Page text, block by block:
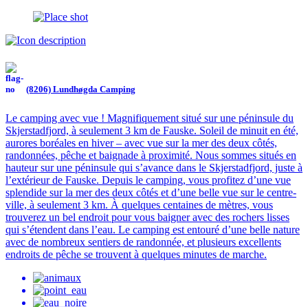
(8206) Lundhøgda Camping
Le camping avec vue ! Magnifiquement situé sur une péninsule du
Skjerstadfjord, à seulement 3 km de Fauske. Soleil de minuit en été,
aurores boréales en hiver – avec vue sur la mer des deux côtés,
randonnées, pêche et baignade à proximité. Nous sommes situés en
hauteur sur une péninsule qui s’avance dans le Skjerstadfjord, juste à
l’extérieur de Fauske. Depuis le camping, vous profitez d’une vue
splendide sur la mer des deux côtés et d’une belle vue sur le centre-
ville, à seulement 3 km. À quelques centaines de mètres, vous
trouverez un bel endroit pour vous baigner avec des rochers lisses
qui s’étendent dans l’eau. Le camping est entouré d’une belle nature
avec de nombreux sentiers de randonnée, et plusieurs excellents
endroits de pêche se trouvent à quelques minutes de marche.